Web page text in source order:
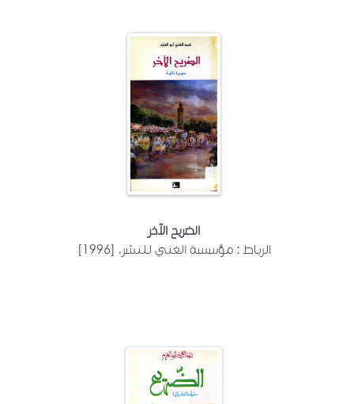
الضريح الآخر
الرباط : مؤسسة الغني للنشر، [1996]